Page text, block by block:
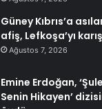
Güney Kıbrıs’a
afiş, Lefkoşa’yı
Ağustos 7, 2026
Emine Erdoğan,
Senin Hikayen’